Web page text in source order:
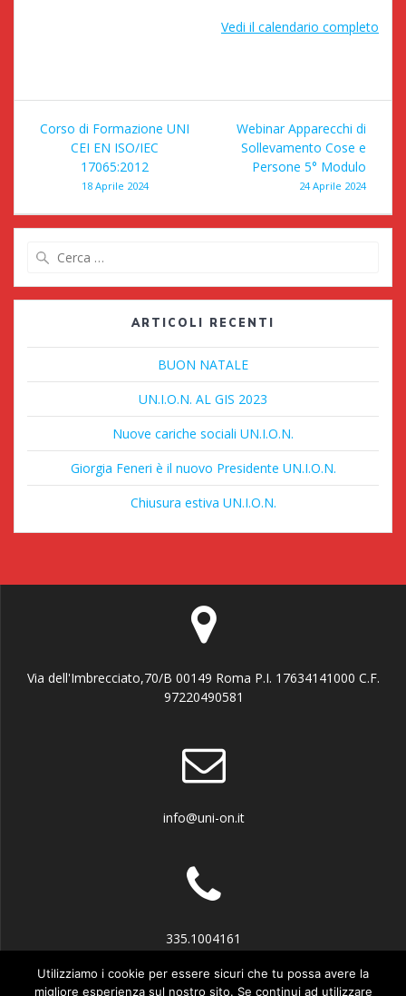
Persone
2024
Vedi il calendario completo
Navigazione
articoli
Corso di Formazione UNI
CEI EN ISO/IEC
17065:2012
18 Aprile 2024
Webinar Apparecchi di
Sollevamento Cose e
Persone 5° Modulo
24 Aprile 2024
ARTICOLI RECENTI
BUON NATALE
UN.I.O.N. AL GIS 2023
Nuove cariche sociali UN.I.O.N.
Giorgia Feneri è il nuovo Presidente UN.I.O.N.
Chiusura estiva UN.I.O.N.
Via dell'Imbrecciato,70/B 00149 Roma P.I. 17634141000 C.F.
97220490581
info@uni-on.it
335.1004161
Utilizziamo i cookie per essere sicuri che tu possa avere la
migliore esperienza sul nostro sito. Se continui ad utilizzare